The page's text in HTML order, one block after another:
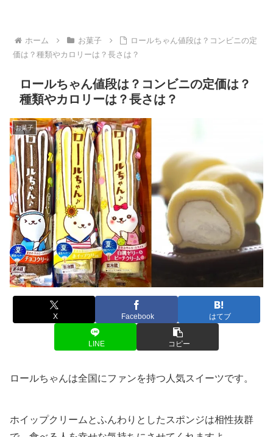
ホーム お菓子
ロールちゃん値段は？コンビニの定
価は？種類やカロリーは？長さは？
ロールちゃん値段は？コンビニの定価は？
種類やカロリーは？長さは？
お菓子
X Facebook はてブ
LINE コピー
ロールちゃんは全国にファンを持つ人気スイーツです。
ホイップクリームとふんわりとしたスポンジは相性抜群